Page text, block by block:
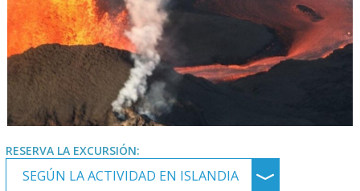
RESERVA LA EXCURSIÓN:
SEGÚN LA ACTIVIDAD EN ISLANDIA ﹀